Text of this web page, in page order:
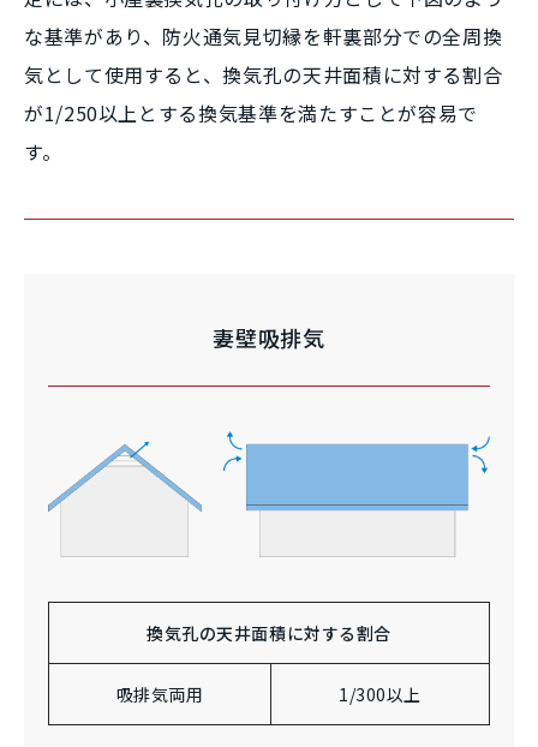
な基準があり、防火通気見切縁を軒裏部分での全周換
気として使用すると、換気孔の天井面積に対する割合
が1/250以上とする換気基準を満たすことが容易で
す。
妻壁吸排気
換気孔の天井面積に対する割合
吸排気両用 1/300以上